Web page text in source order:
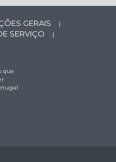
GERAIS |
SERVIÇO |
que